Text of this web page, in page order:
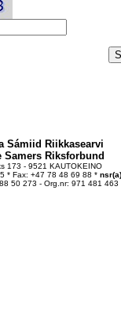
Sámiid Riikkasearvi
Samers Riksforbund
173 - 9521 KAUTOKEINO
* Fax: +47 78 48 69 88 *
50 273 - Org.nr: 971 481 463